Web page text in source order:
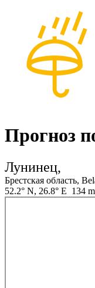
Прогноз
Лунинец,
Брестская область,
52.2° N, 26.8° E 134 m